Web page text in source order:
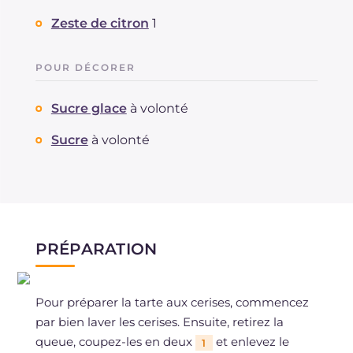
Zeste de citron 1
POUR DÉCORER
Sucre glace à volonté
Sucre à volonté
PRÉPARATION
Pour préparer la tarte aux cerises, commencez
par bien laver les cerises. Ensuite, retirez la
queue, coupez-les en deux
1 et enlevez le